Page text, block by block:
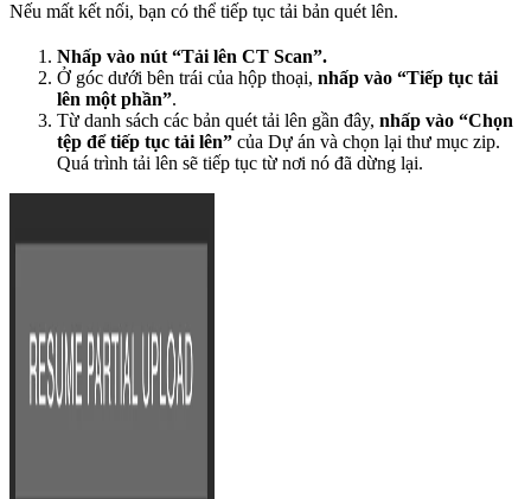
Nếu mất kết nối, bạn có thể tiếp tục tải bản quét lên.
Nhấp vào nút “Tải lên CT Scan”.
Ở góc dưới bên trái của hộp thoại, nhấp vào “Tiếp tục tải
lên một phần”.
Từ danh sách các bản quét tải lên gần đây, nhấp vào “Chọn
tệp để tiếp tục tải lên” của Dự án và chọn lại thư mục zip.
Quá trình tải lên sẽ tiếp tục từ nơi nó đã dừng lại.